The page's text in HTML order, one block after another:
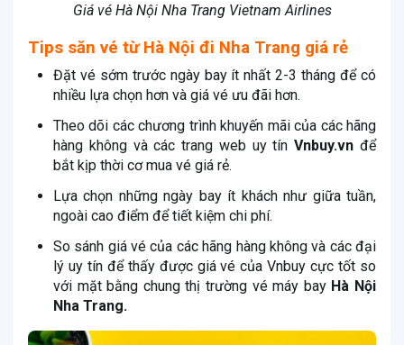
Giá vé Hà Nội Nha Trang Vietnam Airlines
Tips săn vé từ Hà Nội đi Nha Trang giá rẻ
Đặt vé sớm trước ngày bay ít nhất 2-3 tháng để có
nhiều lựa chọn hơn và giá vé ưu đãi hơn.
Theo dõi các chương trình khuyến mãi của các hãng
hàng không và các trang web uy tínVnbuy.vn để
bắt kịp thời cơ mua vé giá rẻ.
Lựa chọn những ngày bay ít khách như giữa tuần,
ngoài cao điểm để tiết kiệm chi phí.
So sánh giá vé của các hãng hàng không và các đại
lý uy tín để thấy được giá vé của Vnbuy cực tốt so
với mặt bằng chung thị trường vé máy bay Hà Nội
Nha Trang.